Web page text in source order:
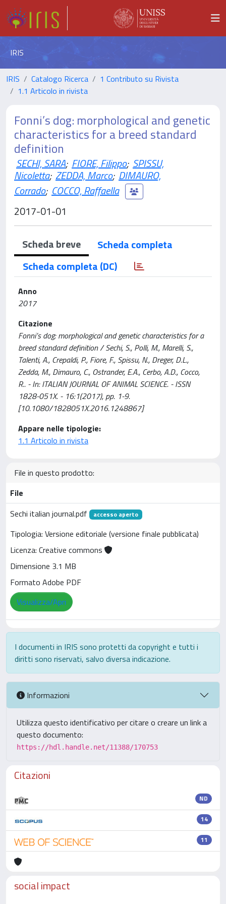
IRIS
IRIS Catalogo Ricerca
1 Contributo su Rivista
1.1 Articolo in rivista
Fonni’s dog: morphological and genetic
characteristics for a breed standard
definition
SECHI, SARA; FIORE, Filippo; SPISSU,
Nicoletta; ZEDDA, Marco; DIMAURO,
Corrado; COCCO, Raffaella
2017-01-01
Scheda breve
Scheda completa
Scheda completa (DC)
Anno
2017
Citazione
Fonni’s dog: morphological and genetic characteristics for a
breed standard definition / Sechi, S., Polli, M., Marelli, S.,
Talenti, A., Crepaldi, P., Fiore, F., Spissu, N., Dreger, D.L.,
Zedda, M., Dimauro, C., Ostrander, E.A., Cerbo, A.D., Cocco,
R.. - In: ITALIAN JOURNAL OF ANIMAL SCIENCE. - ISSN
1828-051X. - 16:1(2017), pp. 1-9.
[10.1080/1828051X.2016.1248867]
Appare nelle tipologie:
1.1 Articolo in rivista
File in questo prodotto:
File
Sechi italian journal.pdf
accesso aperto
Tipologia: Versione editoriale (versione finale pubblicata)
Licenza: Creative commons
Dimensione 3.1 MB
Formato Adobe PDF
Visualizza/Apri
I documenti in IRIS sono protetti da copyright e tutti i
diritti sono riservati, salvo diversa indicazione.
Informazioni
Utilizza questo identificativo per citare o creare un link a
questo documento:
https://hdl.handle.net/11388/170753
Citazioni
ND
14
11
social impact